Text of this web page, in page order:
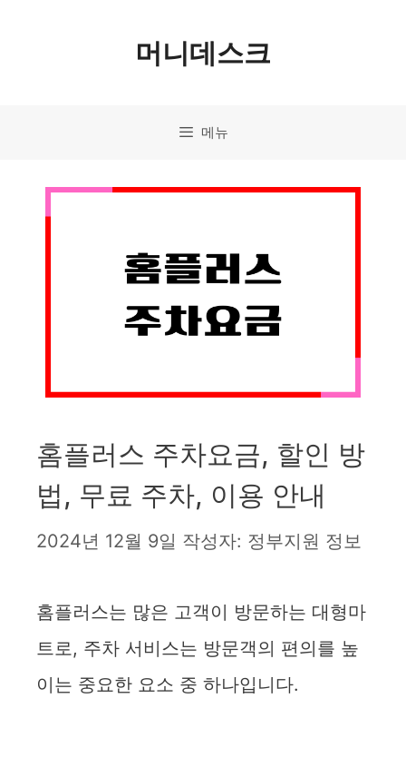
머니데스크
메뉴
홈플러스 주차요금, 할인 방
법, 무료 주차, 이용 안내
2024년 12월 9일 작성자: 정부지원 정보
홈플러스는 많은 고객이 방문하는 대형마
트로, 주차 서비스는 방문객의 편의를 높
이는 중요한 요소 중 하나입니다.